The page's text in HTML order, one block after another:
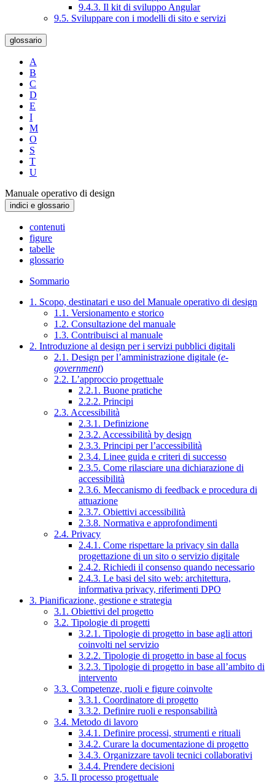
9.4.3. Il kit di sviluppo Angular
9.5. Sviluppare con i modelli di sito e servizi
glossario
A
B
C
D
E
I
M
O
S
T
U
Manuale operativo di design
indici e glossario
contenuti
figure
tabelle
glossario
Sommario
1. Scopo, destinatari e uso del Manuale operativo di design
1.1. Versionamento e storico
1.2. Consultazione del manuale
1.3. Contribuisci al manuale
2. Introduzione al design per i servizi pubblici digitali
2.1. Design per l’amministrazione digitale (e-
government)
2.2. L’approccio progettuale
2.2.1. Buone pratiche
2.2.2. Principi
2.3. Accessibilità
2.3.1. Definizione
2.3.2. Accessibilità by design
2.3.3. Principi per l’accessibilità
2.3.4. Linee guida e criteri di successo
2.3.5. Come rilasciare una dichiarazione di
accessibilità
2.3.6. Meccanismo di feedback e procedura di
attuazione
2.3.7. Obiettivi accessibilità
2.3.8. Normativa e approfondimenti
2.4. Privacy
2.4.1. Come rispettare la privacy sin dalla
progettazione di un sito o servizio digitale
2.4.2. Richiedi il consenso quando necessario
2.4.3. Le basi del sito web: architettura,
informativa privacy, riferimenti DPO
3. Pianificazione, gestione e strategia
3.1. Obiettivi del progetto
3.2. Tipologie di progetti
3.2.1. Tipologie di progetto in base agli attori
coinvolti nel servizio
3.2.2. Tipologie di progetto in base al focus
3.2.3. Tipologie di progetto in base all’ambito di
intervento
3.3. Competenze, ruoli e figure coinvolte
3.3.1. Coordinatore di progetto
3.3.2. Definire ruoli e responsabilità
3.4. Metodo di lavoro
3.4.1. Definire processi, strumenti e rituali
3.4.2. Curare la documentazione di progetto
3.4.3. Organizzare tavoli tecnici collaborativi
3.4.4. Prendere decisioni
3.5. Il processo progettuale